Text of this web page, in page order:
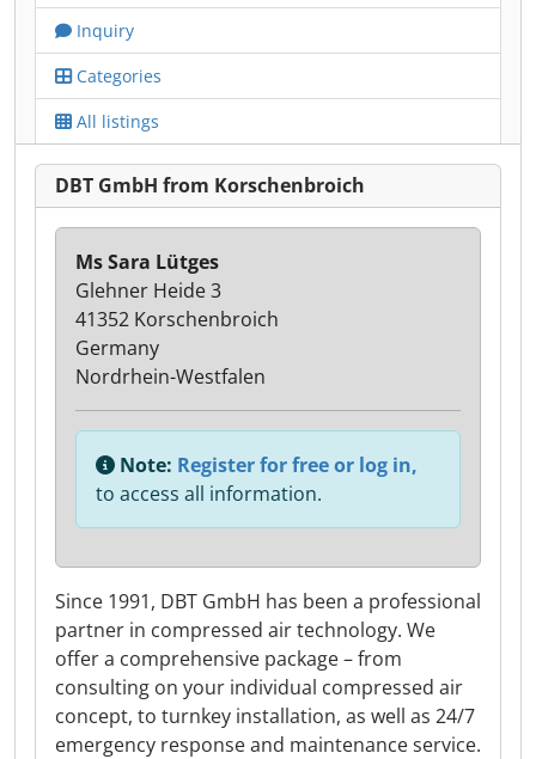
Inquiry
Categories
All listings
DBT GmbH from Korschenbroich
Since 1991, DBT GmbH has been a professional
partner in compressed air technology. We
offer a comprehensive package – from
consulting on your individual compressed air
concept, to turnkey installation, as well as 24/7
emergency response and maintenance service.
Ms Sara Lütges
Glehner Heide 3
41352 Korschenbroich
Germany
Nordrhein-Westfalen
Note: Register for free or log in,
to access all information.